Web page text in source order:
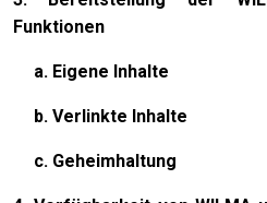
Funktionen
a. Eigene Inhalte
b. Verlinkte Inhalte
c. Geheimhaltung